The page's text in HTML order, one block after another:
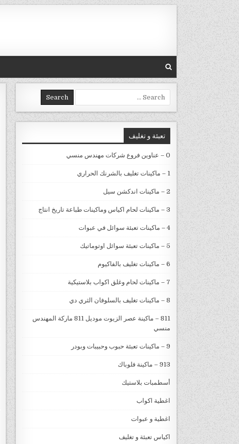
Skip to content
Search for:
تعبئة و تغليف
0 – عناوين فروع شركات مهندس منسي
1 – ماكينات تغليف بالشرنك الحراري
2 – ماكينات اندكشن سيل
3 – ماكينات لحام اكياس وماكينات طباعة تاريخ انتاج
4 – ماكينات تعبئة سوائل في عبوات
5 – ماكينات تعبئة سوائل اوتوماتيك
6 – ماكينات تغليف بالفاكيوم
7 – ماكينات لحام وغلق اكواب بلاستيكية
8 – ماكينات تغليف بالسلوفان الثري دي
811 – ماكينة عصر الزيوت موديل 811 ماركة المهندس
منسي
9 – ماكينات تعبئة حبوب وحبيبات وبودر
913 – ماكينة فلوباك
أسطمبات بلاستيك
اغطية اكواب
اغطية و عبوات
اكياس تعبئة و تغليف